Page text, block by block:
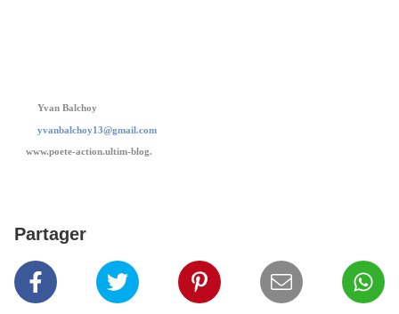
Yvan Balchoy
yvanbalchoy13@gmail.com
www.poete-action.ultim-blog.
Partager